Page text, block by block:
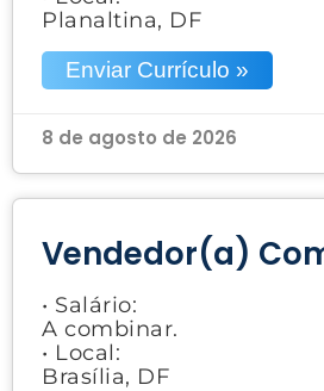
Planaltina, DF
Enviar Currículo »
8 de agosto de 2026
Vendedor(a)
• Salário:
A combinar.
• Local:
Brasília, DF